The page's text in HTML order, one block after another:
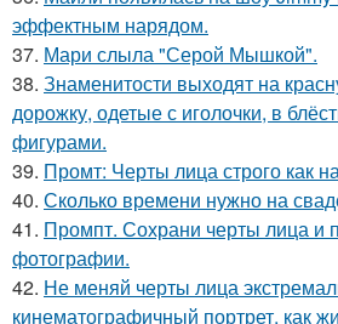
эффектным нарядом.
37. Мари слыла "Серой Мышкой".
38. Знаменитости выходят на
дорожку, одетые с иголочки, в
фигурами.
39. Промт: Черты лица строго как
40. Сколько времени нужно на
41. Промпт. Сохрани черты лица и
фотографии.
42. Не меняй черты лица
кинематографичный портрет, как